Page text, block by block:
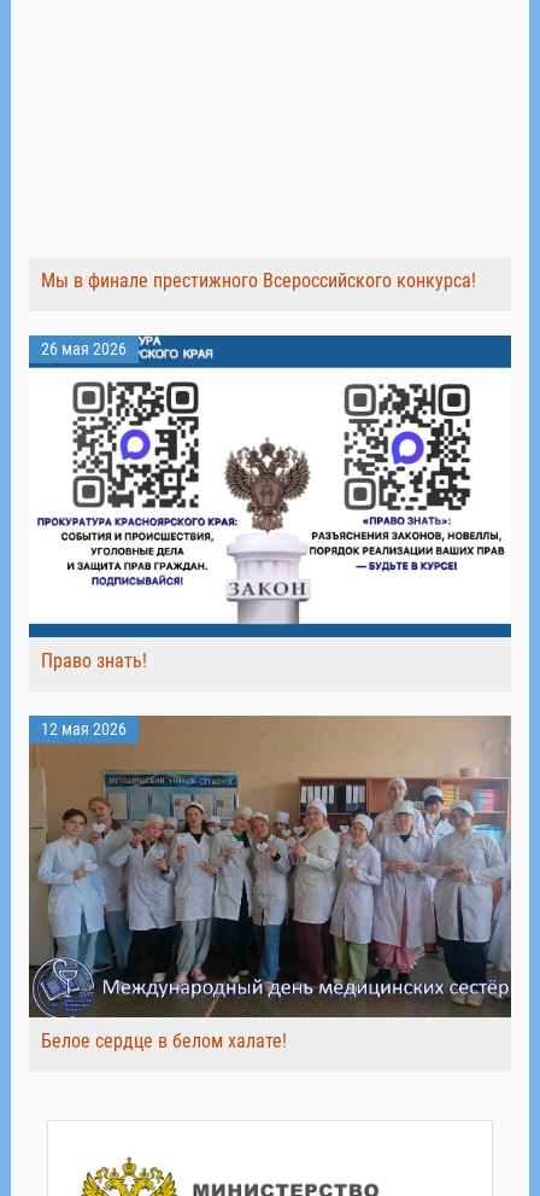
Мы в финале престижного Всероссийского конкурса!
26 мая 2026
Право знать!
12 мая 2026
Белое сердце в белом халате!